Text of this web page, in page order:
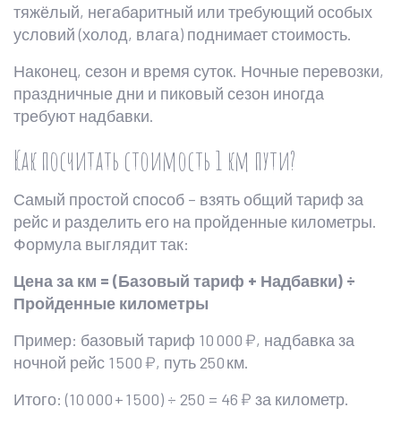
тяжёлый, негабаритный или требующий особых
условий (холод, влага) поднимает стоимость.
Наконец, сезон и время суток. Ночные перевозки,
праздничные дни и пиковый сезон иногда
требуют надбавки.
Как посчитать стоимость 1 км пути?
Самый простой способ – взять общий тариф за
рейс и разделить его на пройденные километры.
Формула выглядит так:
Цена за км = (Базовый тариф + Надбавки) ÷
Пройденные километры
Пример: базовый тариф 10 000 ₽, надбавка за
ночной рейс 1 500 ₽, путь 250 км.
Итого: (10 000 + 1 500) ÷ 250 = 46 ₽ за километр.